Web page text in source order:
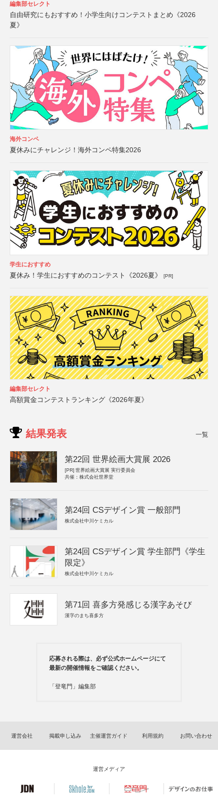
編集部セレクト
自由研究にもおすすめ！小学生向けコンテストまとめ《2026
夏》
海外コンペ
夏休みにチャレンジ！海外コンペ特集2026
学生におすすめ
夏休み！学生におすすめのコンテスト《2026夏》 [PR]
編集部セレクト
高額賞金コンテストランキング《2026年夏》
結果発表 一覧
第22回 世界絵画大賞展 2026
[PR] 世界絵画大賞展 実行委員会
共催：株式会社世界堂
第24回 CSデザイン賞 一般部門
株式会社中川ケミカル
第24回 CSデザイン賞 学生部門《学生
限定》
株式会社中川ケミカル
第71回 喜多方発感じる漢字あそび
漢字のまち喜多方
応募される際は、必ず公式ホームページにて
最新の開催情報をご確認ください。
「登竜門」編集部
運営会社 掲載申し込み 主催運営ガイド 利用規約 お問い合わせ
運営メディア